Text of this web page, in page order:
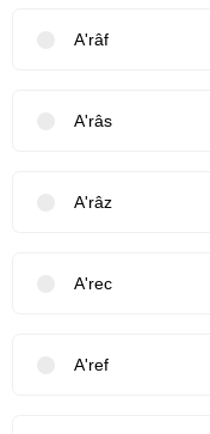
A'râf
A'râs
A'râz
A'rec
A'ref